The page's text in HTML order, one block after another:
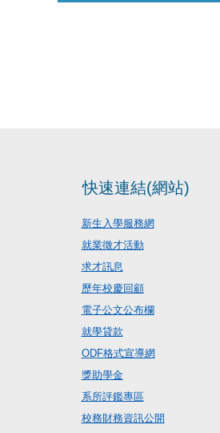
快速連結(網站)
新生入學服務網
就業徵才活動
求才訊息
歷年校慶回顧
電子公文公布欄
就學貸款
ODF格式宣導網
獎助學金
系所評鑑專區
校務財務資訊公開